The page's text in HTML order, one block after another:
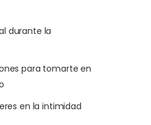
durante la
para tomarte en
en la intimidad